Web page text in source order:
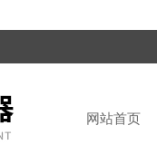
网站首页